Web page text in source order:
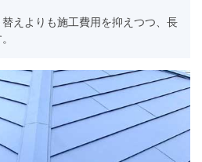
えよりも施工費用を抑えつつ、長